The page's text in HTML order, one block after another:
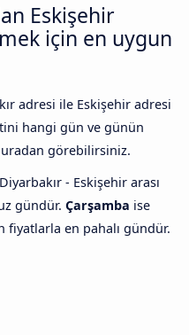
Eskişehir
için en uygun
adresi ile Eskişehir adresi
hangi gün ve günün
görebilirsiniz.
- Eskişehir arası
gündür. Çarşamba ise
fiyatlarla en pahalı gündür.